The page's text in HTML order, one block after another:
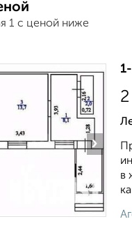
1 с ценой ниже
›
в